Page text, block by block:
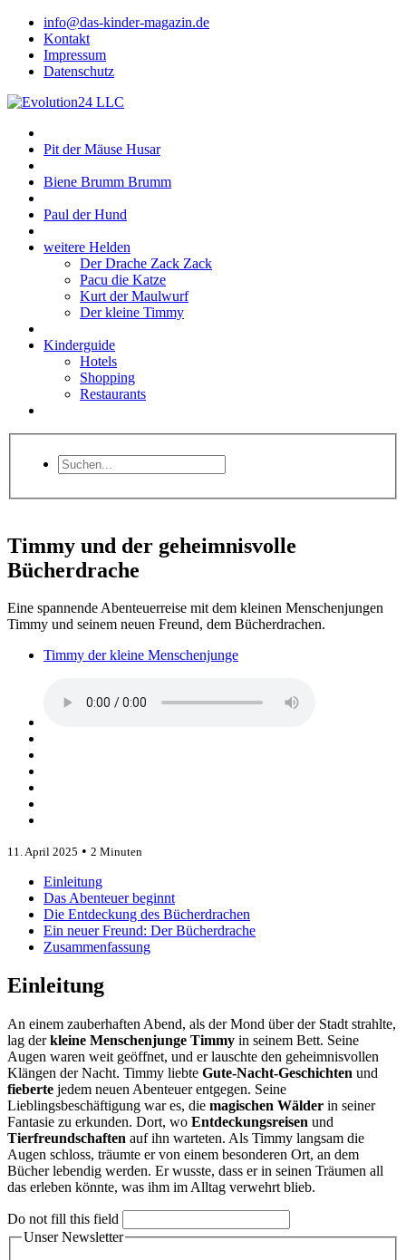
info@das-kinder-magazin.de
Kontakt
Impressum
Datenschutz
Pit der Mäuse Husar
Biene Brumm Brumm
Paul der Hund
weitere Helden
Der Drache Zack Zack
Pacu die Katze
Kurt der Maulwurf
Der kleine Timmy
Kinderguide
Hotels
Shopping
Restaurants
Timmy und der geheimnisvolle
Bücherdrache
Eine spannende Abenteuerreise mit dem kleinen Menschenjungen
Timmy und seinem neuen Freund, dem Bücherdrachen.
Timmy der kleine Menschenjunge
11. April 2025 • 2 Minuten
Einleitung
Das Abenteuer beginnt
Die Entdeckung des Bücherdrachen
Ein neuer Freund: Der Bücherdrache
Zusammenfassung
Einleitung
An einem zauberhaften Abend, als der Mond über der Stadt strahlte,
lag derkleine Menschenjunge Timmy in seinem Bett. Seine
Augen waren weit geöffnet, und er lauschte den geheimnisvollen
Klängen der Nacht. Timmy liebte Gute-Nacht-Geschichten und
fieberte jedem neuen Abenteuer entgegen. Seine
Lieblingsbeschäftigung war es, die magischen Wälder in seiner
Fantasie zu erkunden. Dort, wo Entdeckungsreisen und
Tierfreundschaften auf ihn warteten. Als Timmy langsam die
Augen schloss, träumte er von einem besonderen Ort, an dem
Bücher lebendig werden. Er wusste, dass er in seinen Träumen all
das erleben könnte, was ihm im Alltag verwehrt blieb.
Do not fill this field
Unser Newsletter